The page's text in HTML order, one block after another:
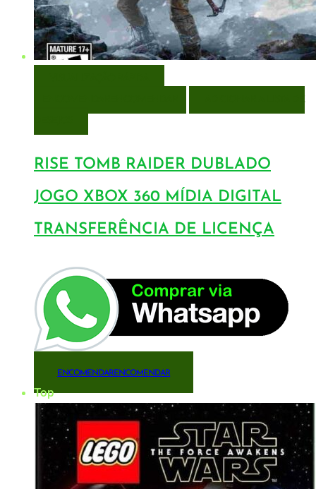
RISE TOMB RAIDER DUBLADO
JOGO XBOX 360 MÍDIA DIGITAL
TRANSFERÊNCIA DE LICENÇA
ENCOMENDARENCOMENDAR
Top